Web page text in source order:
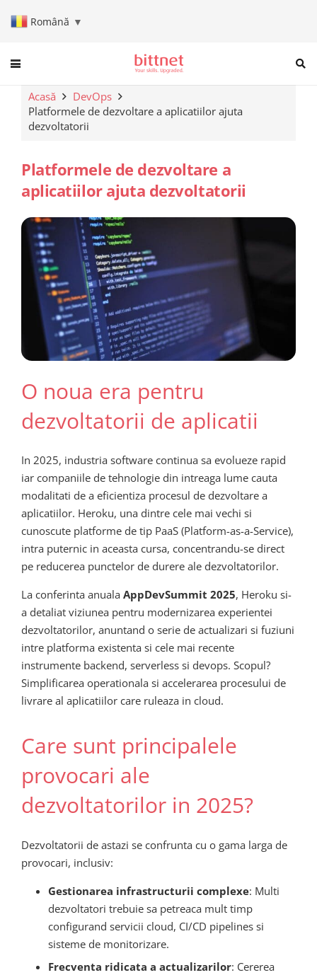
Română ▼
When autocomplete results
Acasă
DevOps
Platformele de dezvoltare a aplicatiilor ajuta
dezvoltatorii
Platformele de dezvoltare a
aplicatiilor ajuta dezvoltatorii
O noua era pentru
dezvoltatorii de aplicatii
In 2025, industria software continua sa evolueze rapid
iar companiile de tehnologie din intreaga lume cauta
modalitati de a eficientiza procesul de dezvoltare a
aplicatiilor. Heroku, una dintre cele mai vechi si
cunoscute platforme de tip PaaS (Platform-as-a-Service),
intra puternic in aceasta cursa, concentrandu-se direct
pe reducerea punctelor de durere ale dezvoltatorilor.
La conferinta anuala AppDevSummit 2025, Heroku si-
a detaliat viziunea pentru modernizarea experientei
dezvoltatorilor, anuntand o serie de actualizari si fuziuni
intre platforma existenta si cele mai recente
instrumente backend, serverless si devops. Scopul?
Simplificarea operationala si accelerarea procesului de
livrare al aplicatiilor care ruleaza in cloud.
Care sunt principalele
provocari ale
dezvoltatorilor in 2025?
Dezvoltatorii de astazi se confrunta cu o gama larga de
provocari, inclusiv:
Gestionarea infrastructurii complexe: Multi
dezvoltatori trebuie sa petreaca mult timp
configurand servicii cloud, CI/CD pipelines si
sisteme de monitorizare.
Frecventa ridicata a actualizarilor: Cererea